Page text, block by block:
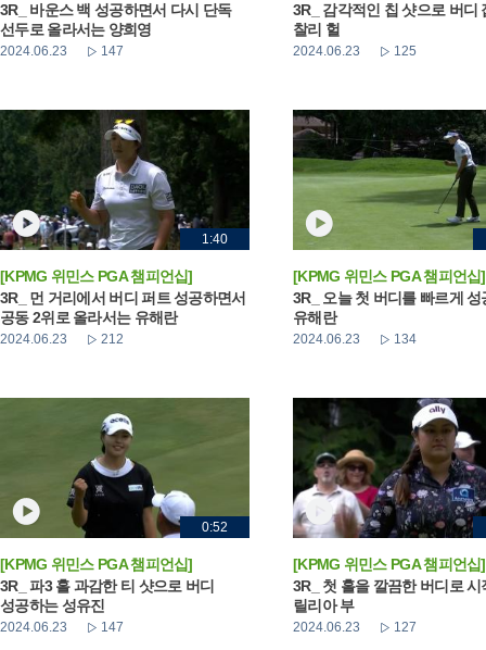
3R_ 바운스 백 성공하면서 다시 단독
선두로 올라서는 양희영
2024.06.23 147
3R_ 감각적인 칩 샷으로 버디
찰리 헐
2024.06.23 125
1:40
[KPMG 위민스 PGA 챔피언십]
3R_ 먼 거리에서 버디 퍼트 성공하면서
공동 2위로 올라서는 유해란
2024.06.23 212
[KPMG 위민스 PGA 챔피언십]
3R_ 오늘 첫 버디를 빠르게 성
유해란
2024.06.23 134
0:52
[KPMG 위민스 PGA 챔피언십]
3R_ 파3 홀 과감한 티 샷으로 버디
성공하는 성유진
2024.06.23 147
[KPMG 위민스 PGA 챔피언십]
3R_ 첫 홀을 깔끔한 버디로 시
릴리아 부
2024.06.23 127